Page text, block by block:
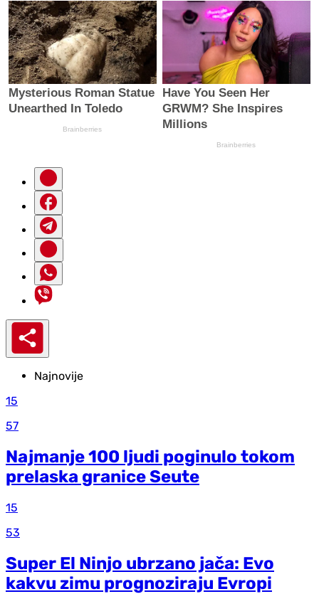
Najnovije
15
57
Najmanje 100 ljudi poginulo tokom
prelaska granice Seute
15
53
Super El Ninjo ubrzano jača: Evo
kakvu zimu prognoziraju Evropi